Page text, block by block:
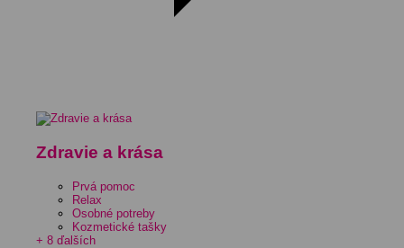
Zdravie a krása
Prvá pomoc
Relax
Osobné potreby
Kozmetické tašky
+ 8 ďalších